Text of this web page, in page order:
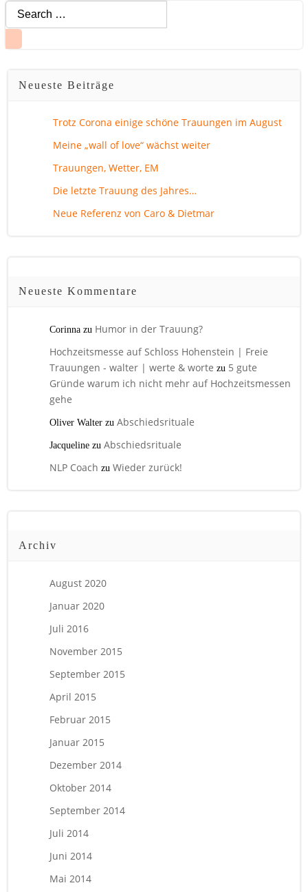
Search
for:
Neueste Beiträge
Trotz Corona einige schöne Trauungen im August
Meine „wall of love“ wächst weiter
Trauungen, Wetter, EM
Die letzte Trauung des Jahres…
Neue Referenz von Caro & Dietmar
Neueste Kommentare
Corinna zu Humor in der Trauung?
Hochzeitsmesse auf Schloss Hohenstein | Freie
Trauungen - walter | werte & worte zu 5 gute
Gründe warum ich nicht mehr auf Hochzeitsmessen
gehe
Oliver Walter zu Abschiedsrituale
Jacqueline zu Abschiedsrituale
NLP Coach zu Wieder zurück!
Archiv
August 2020
Januar 2020
Juli 2016
November 2015
September 2015
April 2015
Februar 2015
Januar 2015
Dezember 2014
Oktober 2014
September 2014
Juli 2014
Juni 2014
Mai 2014